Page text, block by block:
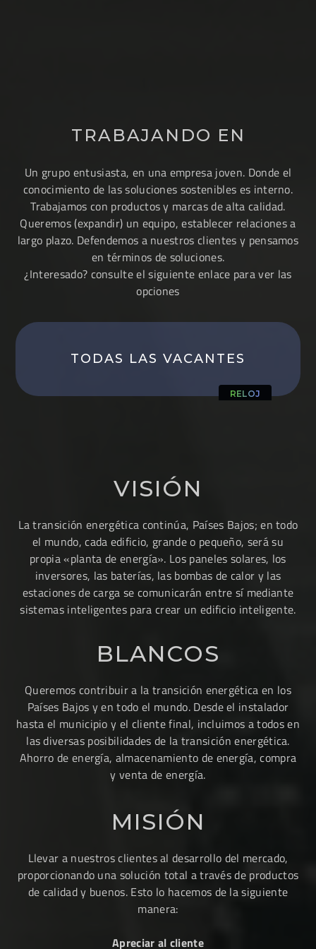
TRABAJANDO EN
Un grupo entusiasta, en una empresa joven. Donde el
conocimiento de las soluciones sostenibles es interno.
Trabajamos con productos y marcas de alta calidad.
Queremos (expandir) un equipo, establecer relaciones a
largo plazo. Defendemos a nuestros clientes y pensamos
en términos de soluciones.
¿Interesado? consulte el siguiente enlace para ver las
opciones
TODAS LAS VACANTES
RELOJ
VISIÓN
La transición energética continúa, Países Bajos; en todo
el mundo, cada edificio, grande o pequeño, será su
propia «planta de energía». Los paneles solares, los
inversores, las baterías, las bombas de calor y las
estaciones de carga se comunicarán entre sí mediante
sistemas inteligentes para crear un edificio inteligente.
BLANCOS
Queremos contribuir a la transición energética en los
Países Bajos y en todo el mundo. Desde el instalador
hasta el municipio y el cliente final, incluimos a todos en
las diversas posibilidades de la transición energética.
Ahorro de energía, almacenamiento de energía, compra
y venta de energía.
MISIÓN
Llevar a nuestros clientes al desarrollo del mercado,
proporcionando una solución total a través de productos
de calidad y buenos. Esto lo hacemos de la siguiente
manera:
Apreciar al cliente